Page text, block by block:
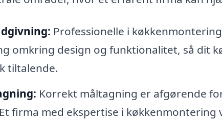
Professionelle i
omkring design og funktionalitet, så dit
tiltalende.
Korrekt måltagning er afgørende
firma med ekspertise i køkkenmontering